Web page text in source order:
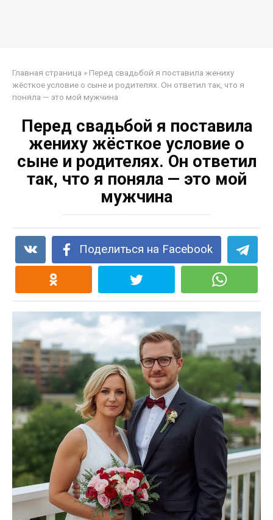
Главная страница » Перед свадьбой я поставила жениху
жёсткое условие о сыне и родителях. Он ответил так, что я
поняла — это мой мужчина
Перед свадьбой я поставила
жениху жёсткое условие о
сыне и родителях. Он ответил
так, что я поняла — это мой
мужчина
Поделиться на Facebook